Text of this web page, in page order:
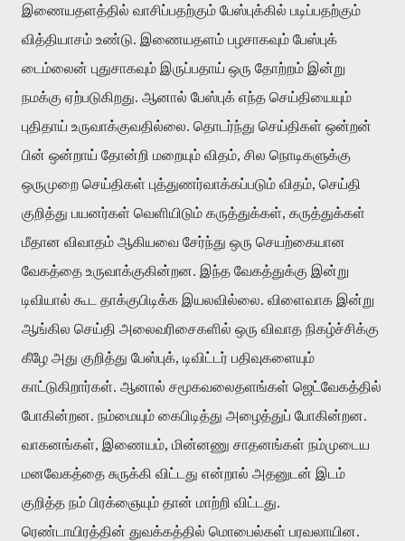
இணையதளத்தில் வாசிப்பதற்கும் பேஸ்புக்கில் படிப்பதற்கும்
வித்தியாசம் உண்டு. இணையதளம் பழசாகவும் பேஸ்புக்
டைம்லைன் புதுசாகவும் இருப்பதாய் ஒரு தோற்றம் இன்று
நமக்கு ஏற்படுகிறது. ஆனால் பேஸ்புக் எந்த செய்தியையும்
புதிதாய் உருவாக்குவதில்லை. தொடர்ந்து செய்திகள் ஒன்றன்
பின் ஒன்றாய் தோன்றி மறையும் விதம், சில நொடிகளுக்கு
ஒருமுறை செய்திகள் புத்துணர்வாக்கப்படும் விதம், செய்தி
குறித்து பயனர்கள் வெளியிடும் கருத்துக்கள், கருத்துக்கள்
மீதான விவாதம் ஆகியவை சேர்ந்து ஒரு செயற்கையான
வேகத்தை உருவாக்குகின்றன. இந்த வேகத்துக்கு இன்று
டிவியால் கூட தாக்குபிடிக்க இயலவில்லை. விளைவாக இன்று
ஆங்கில செய்தி அலைவரிசைகளில் ஒரு விவாத நிகழ்ச்சிக்கு
கீழே அது குறித்து பேஸ்புக், டிவிட்டர் பதிவுகளையும்
காட்டுகிறார்கள். ஆனால் சமூகவலைதளங்கள் ஜெட்வேகத்தில்
போகின்றன. நம்மையும் கைபிடித்து அழைத்துப் போகின்றன.
வாகனங்கள், இணையம், மின்னணு சாதனங்கள் நம்முடைய
மனவேகத்தை சுருக்கி விட்டது என்றால் அதனுடன் இடம்
குறித்த நம் பிரக்ஞையும் தான் மாற்றி விட்டது.
ரெண்டாயிரத்தின் துவக்கத்தில் மொபைல்கள் பரவலாயின.